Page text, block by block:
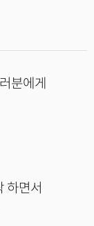
분에게
하면서